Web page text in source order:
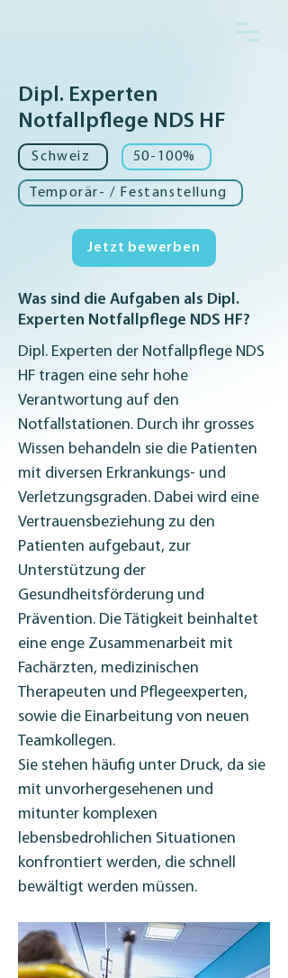
Dipl. Experten
Notfallpflege NDS HF
Schweiz 50-100%
Temporär- / Festanstellung
Jetzt bewerben
Was sind die Aufgaben als Dipl.
Experten Notfallpflege NDS HF?
Dipl. Experten der Notfallpflege NDS
HF tragen eine sehr hohe
Verantwortung auf den
Notfallstationen. Durch ihr grosses
Wissen behandeln sie die Patienten
mit diversen Erkrankungs- und
Verletzungsgraden. Dabei wird eine
Vertrauensbeziehung zu den
Patienten aufgebaut, zur
Unterstützung der
Gesundheitsförderung und
Prävention. Die Tätigkeit beinhaltet
eine enge Zusammenarbeit mit
Fachärzten, medizinischen
Therapeuten und Pflegeexperten,
sowie die Einarbeitung von neuen
Teamkollegen.
Sie stehen häufig unter Druck, da sie
mit unvorhergesehenen und
mitunter komplexen
lebensbedrohlichen Situationen
konfrontiert werden, die schnell
bewältigt werden müssen.